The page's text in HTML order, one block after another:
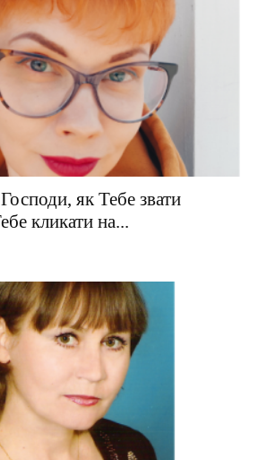
як Тебе звати
кликати на...